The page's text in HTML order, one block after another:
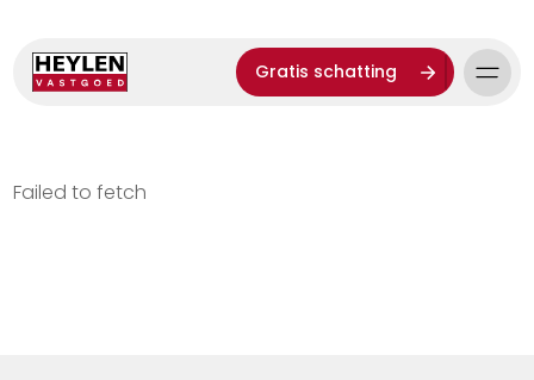
Gratis schatting
Failed to fetch